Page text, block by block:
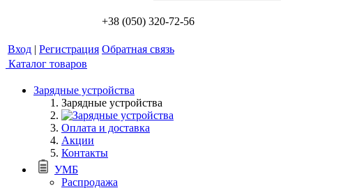
+38 (050) 320-72-56
Вход | Регистрация Обратная связь
Каталог товаров
Зарядные устройства
Зарядные устройства
Оплата и доставка
Акции
Контакты
УМБ
Распродажа